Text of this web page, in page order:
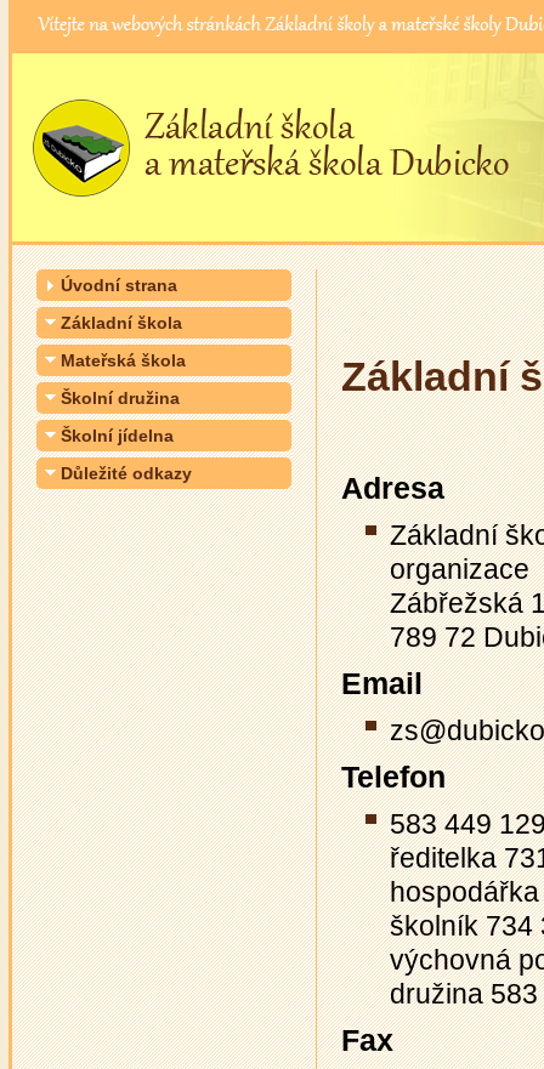
Úvodní strana
Základní škola
Mateřská škola
Školní družina
Školní jídelna
Důležité odkazy
Základní
Adresa
Základní
organizace
Zábřežská
789 72
Email
Telefon
583 449
ředitelka
školník 734
výchovná
družina 583
Fax